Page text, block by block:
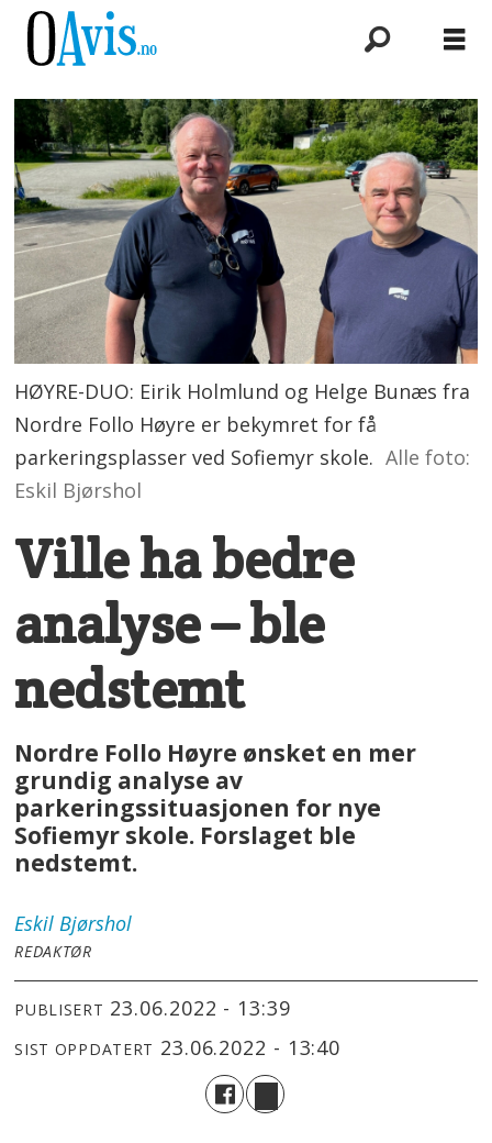
HØYRE-DUO: Eirik Holmlund og Helge Bunæs fra
Nordre Follo Høyre er bekymret for få
parkeringsplasser ved Sofiemyr skole. Alle foto:
Eskil Bjørshol
Ville ha bedre
analyse – ble
nedstemt
Nordre Follo Høyre ønsket en mer
grundig analyse av
parkeringssituasjonen for nye
Sofiemyr skole. Forslaget ble
nedstemt.
Eskil Bjørshol
REDAKTØR
PUBLISERT 23.06.2022 - 13:39
SIST OPPDATERT 23.06.2022 - 13:40